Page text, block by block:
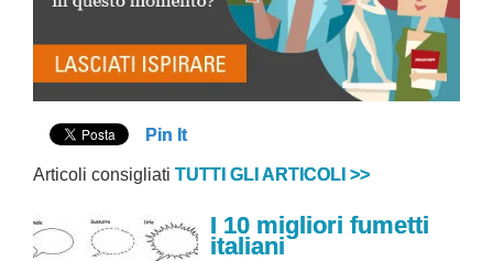
Pin It
Articoli consigliati TUTTI GLI ARTICOLI >>
I 10 migliori fumetti
italiani